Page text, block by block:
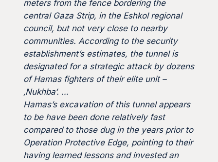
meters from the fence bordering the
central Gaza Strip, in the Eshkol regional
council, but not very close to nearby
communities. According to the security
establishment’s estimates, the tunnel is
designated for a strategic attack by dozens
of Hamas fighters of their elite unit –
‚Nukhba‘. …
Hamas’s excavation of this tunnel appears
to be have been done relatively fast
compared to those dug in the years prior to
Operation Protective Edge, pointing to their
having learned lessons and invested an